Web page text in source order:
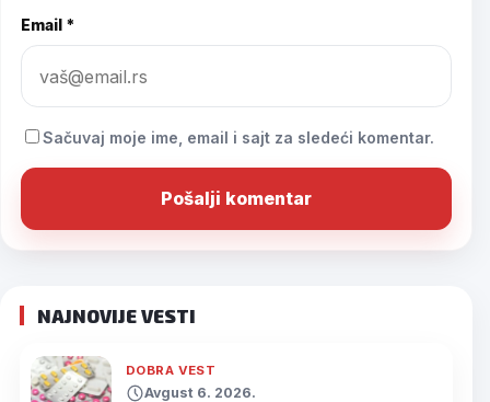
Email *
Sačuvaj moje ime, email i sajt za sledeći komentar.
NAJNOVIJE VESTI
DOBRA VEST
Avgust 6. 2026.